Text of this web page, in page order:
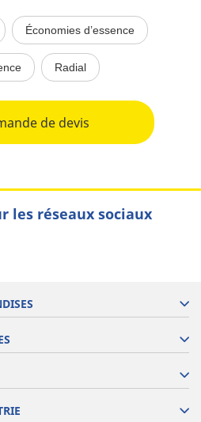
Économies d’essence
Radial
de devis
les réseaux sociaux